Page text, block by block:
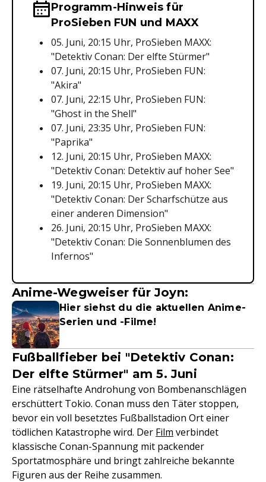
Wichtige Hinweise &
Programm-Hinweis für
ProSieben FUN und MAXX
05. Juni, 20:15 Uhr, ProSieben MAXX:
"Detektiv Conan: Der elfte Stürmer"
07. Juni, 20:15 Uhr, ProSieben FUN:
"Akira"
07. Juni, 22:15 Uhr, ProSieben FUN:
"Ghost in the Shell"
07. Juni, 23:35 Uhr, ProSieben FUN:
"Paprika"
12. Juni, 20:15 Uhr, ProSieben MAXX:
"Detektiv Conan: Detektiv auf hoher See"
19. Juni, 20:15 Uhr, ProSieben MAXX:
"Detektiv Conan: Der Scharfschütze aus
einer anderen Dimension"
26. Juni, 20:15 Uhr, ProSieben MAXX:
"Detektiv Conan: Die Sonnenblumen des
Infernos"
Anime-Wegweiser für Joyn:
Hier siehst du die aktuellen Anime-
Serien und -Filme!
Fußballfieber bei "Detektiv Conan:
Der elfte Stürmer" am 5. Juni
Eine rätselhafte Androhung von Bombenanschlägen
erschüttert Tokio. Conan muss den Täter stoppen,
bevor ein voll besetztes Fußballstadion Ort einer
tödlichen Katastrophe wird. Der Film verbindet
klassische Conan-Spannung mit packender
Sportatmosphäre und bringt zahlreiche bekannte
Figuren aus der Reihe zusammen.